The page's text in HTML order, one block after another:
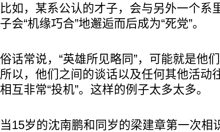
比如，某系公认的才子，会与另外一个系
子会“机缘巧合”地邂逅而后成为“死党”。
俗话常说，“英雄所见略同”，可能就是他
所以，他们之间的谈话以及任何其他活动
相互非常“投机”。这样的例子太多太多。
当15岁的沈南鹏和同岁的梁建章第一次相